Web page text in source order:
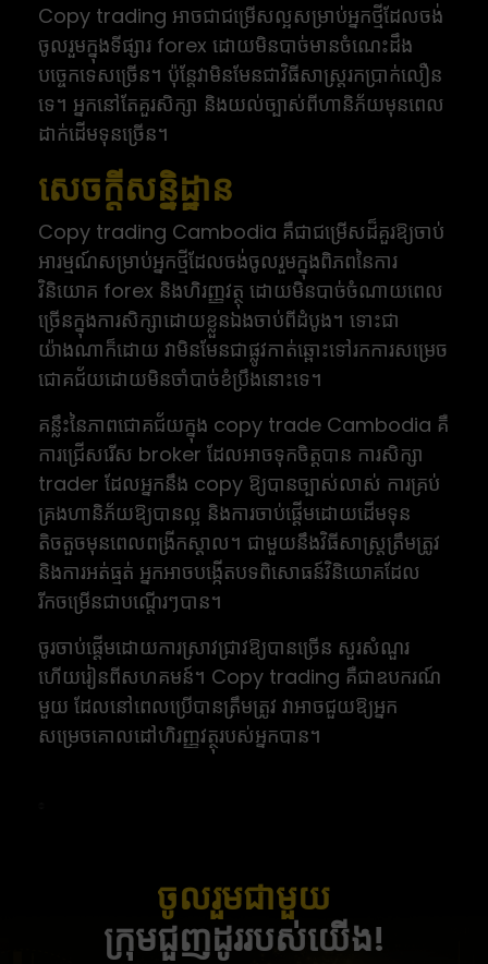
Copy trading អាចជាជម្រើសល្អសម្រាប់អ្នកថ្មីដែលចង់
ចូលរួមក្នុងទីផ្សារ forex ដោយមិនបាច់មានចំណេះដឹង
បច្ចេកទេសច្រើន។ ប៉ុន្តែវាមិនមែនជាវិធីសាស្ត្ររកប្រាក់លឿន
ទេ។ អ្នកនៅតែគួរសិក្សា និងយល់ច្បាស់ពីហានិភ័យមុនពេល
ដាក់ដើមទុនច្រើន។
សេចក្តីសន្និដ្ឋាន
Copy trading Cambodia គឺជាជម្រើសដ៏គួរឱ្យចាប់
អារម្មណ៍សម្រាប់អ្នកថ្មីដែលចង់ចូលរួមក្នុងពិភពនៃការ
វិនិយោគ forex និងហិរញ្ញវត្ថុ ដោយមិនបាច់ចំណាយពេល
ច្រើនក្នុងការសិក្សាដោយខ្លួនឯងចាប់ពីដំបូង។ ទោះជា
យ៉ាងណាក៏ដោយ វាមិនមែនជាផ្លូវកាត់ឆ្ពោះទៅរកការសម្រេច
ជោគជ័យដោយមិនចាំបាច់ខំប្រឹងនោះទេ។
គន្លឹះនៃភាពជោគជ័យក្នុង copy trade Cambodia គឺ
ការជ្រើសរើស broker ដែលអាចទុកចិត្តបាន ការសិក្សា
trader ដែលអ្នកនឹង copy ឱ្យបានច្បាស់លាស់ ការគ្រប់
គ្រងហានិភ័យឱ្យបានល្អ និងការចាប់ផ្តើមដោយដើមទុន
តិចតួចមុនពេលពង្រីកស្ដាល។ ជាមួយនឹងវិធីសាស្ត្រត្រឹមត្រូវ
និងការអត់ធ្មត់ អ្នកអាចបង្កើតបទពិសោធន៍វិនិយោគដែល
រីកចម្រើនជាបណ្តើរៗបាន។
ចូរចាប់ផ្តើមដោយការស្រាវជ្រាវឱ្យបានច្រើន សួរសំណួរ
ហើយរៀនពីសហគមន៍។ Copy trading គឺជាឧបករណ៍
មួយ ដែលនៅពេលប្រើបានត្រឹមត្រូវ វាអាចជួយឱ្យអ្នក
សម្រេចគោលដៅហិរញ្ញវត្ថុរបស់អ្នកបាន។
ចូលរួមជាមួយ
ក្រុមជួញដូររបស់យើង!